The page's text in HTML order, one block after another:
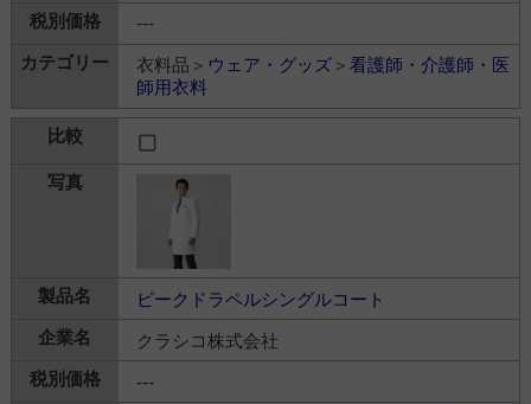
---
衣料品＞ ウェア・グッズ＞ 看護師・介護師・医
師用衣料
ピークドラペルシングルコート
クラシコ株式会社
---